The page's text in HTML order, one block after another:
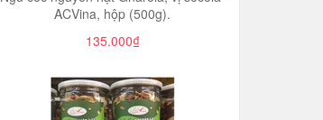
ACVina, hộp (500g).
135.000₫